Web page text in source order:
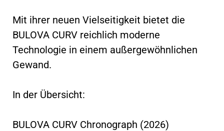
Mit ihrer neuen Vielseitigkeit bietet die
BULOVA CURV reichlich moderne
Technologie in einem außergewöhnlichen
Gewand.
In der Übersicht:
BULOVA CURV Chronograph (2026)